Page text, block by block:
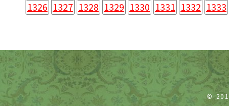
1326 1327 1328 1329 1330 1331 1332 1333
©